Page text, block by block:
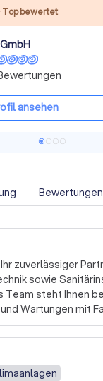
Top bewertet
ansehen
Bewertungen
zuverlässiger
sowie
Team steht Ihnen
Wartungen mit
Wir verstehen,
ist, und
fristgerecht